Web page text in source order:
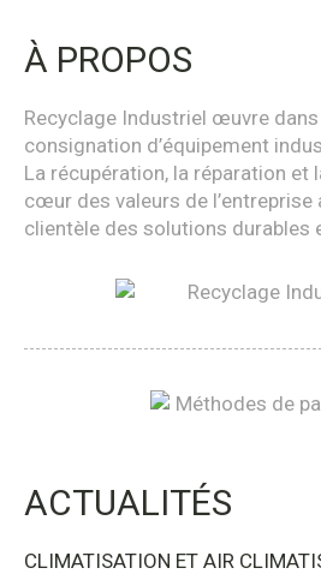
À PROPOS
Recyclage Industriel œuvre dans
consignation d’équipement
La récupération, la réparation et
cœur des valeurs de l’entreprise
clientèle des solutions durables
ACTUALITÉS
CLIMATISATION ET AIR